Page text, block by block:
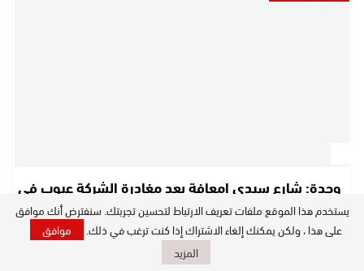
وجدة: شارع سيدي امعافة بعد مغادرة الشركة عيوب في
الأرصفة وأسئلة محرجة حول المراقبة
يستخدم هذا الموقع ملفات تعريف الارتباط لتحسين تجربتك. سنفترض أنك موافق
على هذا ، ولكن يمكنك إلغاء الاشتراك إذا كنت ترغب في ذلك.
موافق
المزيد